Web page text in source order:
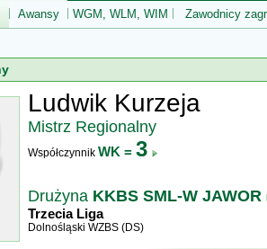
Awansy WGM, WLM, WIM Zawodnicy
Ludwik Kurzeja
Mistrz Regionalny
Współczynnik WK = 3
Drużyna KKBS SML-W JAWOR
Trzecia Liga
Dolnośląski WZBS (DS)